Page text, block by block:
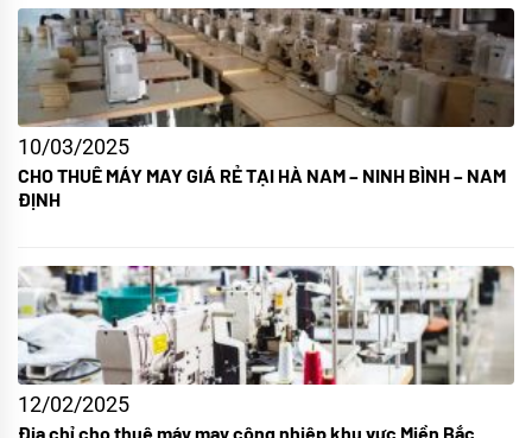
10/03/2025
CHO THUÊ MÁY MAY GIÁ RẺ TẠI HÀ NAM – NINH BÌNH – NAM
ĐỊNH
12/02/2025
Địa chỉ cho thuê máy may công nhiệp khu vực Miền Bắc